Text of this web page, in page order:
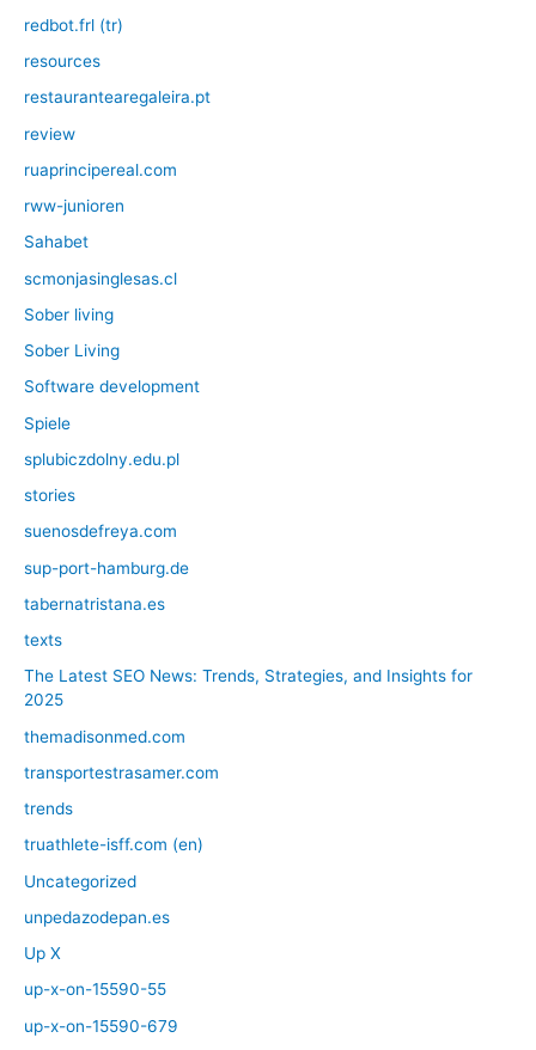
redbot.frl (tr)
resources
restaurantearegaleira.pt
review
ruaprincipereal.com
rww-junioren
Sahabet
scmonjasinglesas.cl
Sober living
Sober Living
Software development
Spiele
splubiczdolny.edu.pl
stories
suenosdefreya.com
sup-port-hamburg.de
tabernatristana.es
texts
The Latest SEO News: Trends, Strategies, and Insights for
2025
themadisonmed.com
transportestrasamer.com
trends
truathlete-isff.com (en)
Uncategorized
unpedazodepan.es
Up X
up-x-on-15590-55
up-x-on-15590-679